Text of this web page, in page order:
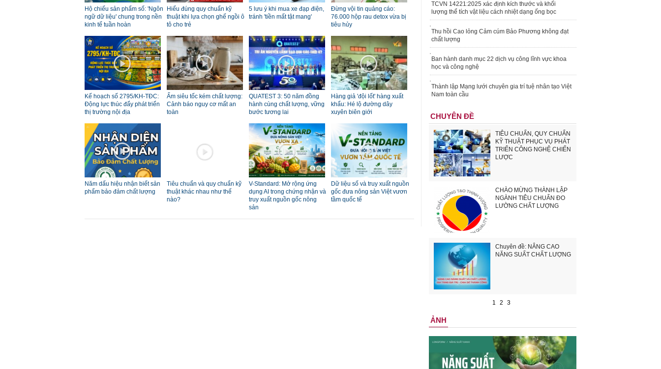
Hộ chiếu sản phẩm số: 'Ngôn
ngữ dữ liệu' chung trong nền
kinh tế tuần hoàn
Hiểu đúng quy chuẩn kỹ
thuật khi lựa chọn ghế ngồi ô
tô cho trẻ
5 lưu ý khi mua xe đạp điện,
tránh 'tiền mất tật mang'
Đừng vội tin quảng cáo:
76.000 hộp rau detox vừa bị
tiêu hủy
Kế hoạch số 2795/KH-TĐC:
Động lực thúc đẩy phát triển
thị trường nội địa
Ấm siêu tốc kém chất lượng:
Cảnh báo nguy cơ mất an
toàn
QUATEST 3: 50 năm đồng
hành cùng chất lượng, vững
bước tương lai
Hàng giả 'đội lốt' hàng xuất
khẩu: Hé lộ đường dây
xuyên biên giới
Năm dấu hiệu nhận biết sản
phẩm bảo đảm chất lượng
Tiêu chuẩn và quy chuẩn kỹ
thuật khác nhau như thế
nào?
V-Standard: Mở rộng ứng
dụng AI trong chứng nhận và
truy xuất nguồn gốc nông
sản
Dữ liệu số và truy xuất nguồn
gốc đưa nông sản Việt vươn
tầm quốc tế
TCVN 14221:2025 xác định kích thước và khối
lượng thể tích vật liệu cách nhiệt dạng ống bọc
Thu hồi Cao lỏng Cảm cúm Bảo Phương không đạt
chất lượng
Ban hành danh mục 22 dịch vụ công lĩnh vực khoa
học và công nghệ
Thành lập Mạng lưới chuyên gia trí tuệ nhân tạo Việt
Nam toàn cầu
CHUYÊN ĐỀ
TIÊU CHUẨN, QUY CHUẨN
KỸ THUẬT PHỤC VỤ PHÁT
TRIỂN CÔNG NGHỆ CHIẾN
LƯỢC
CHÀO MỪNG THÀNH LẬP
NGÀNH TIÊU CHUẨN ĐO
LƯỜNG CHẤT LƯỢNG
Chuyên đề: NÂNG CAO
NĂNG SUẤT CHẤT LƯỢNG
1 2 3
ẢNH